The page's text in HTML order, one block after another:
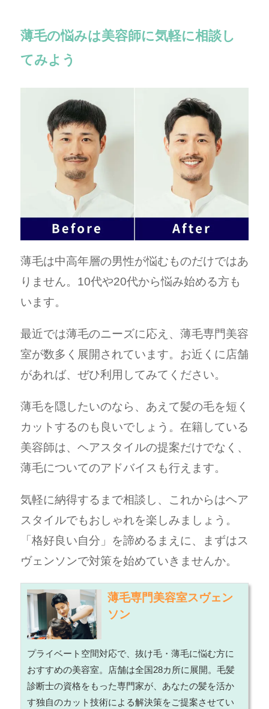
薄毛の悩みは美容師に気軽に相談し
てみよう
薄毛は中高年層の男性が悩むものだけではあ
りません。10代や20代から悩み始める方も
います。
最近では薄毛のニーズに応え、薄毛専門美容
室が数多く展開されています。お近くに店舗
があれば、ぜひ利用してみてください。
薄毛を隠したいのなら、あえて髪の毛を短く
カットするのも良いでしょう。在籍している
美容師は、ヘアスタイルの提案だけでなく、
薄毛についてのアドバイスも行えます。
気軽に納得するまで相談し、これからはヘア
スタイルでもおしゃれを楽しみましょう。
「格好良い自分」を諦めるまえに、まずはス
ヴェンソンで対策を始めていきませんか。
薄毛専門美容室スヴェン
ソン
プライベート空間対応で、抜け毛・薄毛に悩む方に
おすすめの美容室。店舗は全国28カ所に展開。毛髪
診断士の資格をもった専門家が、あなたの髪を活か
す独自のカット技術による解決策をご提案させてい